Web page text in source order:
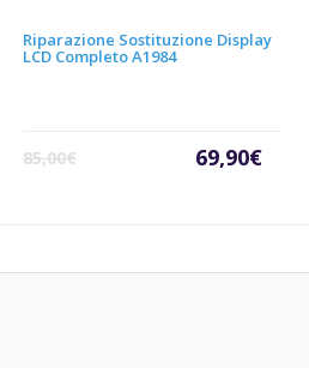
Riparazione Sostituzione Display
LCD Completo A1984
85,00€ 69,90€
Il